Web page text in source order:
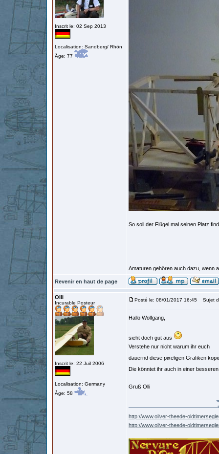
Inscrit le: 02 Sep 2013
Localisation: Sandberg/ Rhön
Âge: 77
So soll der Flügel mal seinen Platz
Amaturen gehören auch dazu, wenn
Revenir en haut de page
Olli
Incurable Posteur
Inscrit le: 22 Juil 2006
Localisation: Germany
Âge: 58
Posté le: 08/01/2017 16:45 Sujet
Hallo Wolfgang,
sieht doch gut aus
Verstehe nur nicht warum ihr euch
dauernd diese pixeligen Grafiken
Die könntet ihr auch in einer
Gruß Olli
http://www.oliver-theede-
http://www.oliver-theede-